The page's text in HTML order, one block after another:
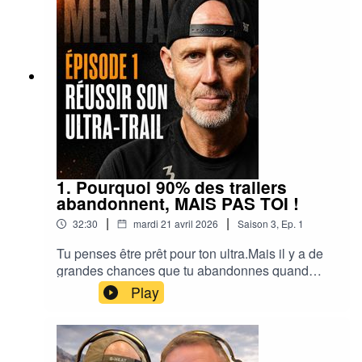
1. Pourquoi 90% des trailers
abandonnent, MAIS PAS TOI !
32:30 | mardi 21 avril 2026 | Saison 3, Ep. 1
Tu penses être prêt pour ton ultra.Mais il y a de
grandes chances que tu abandonnes quand
même.Pas à cause de ton corps. À cause de ton
mental.Dans cet épisode, je t’explique l’erreur
que font la majorité des coureurs… et comment
l’éviter pour finaliser ta course (ultra-trail,
marathon, etc)
Play